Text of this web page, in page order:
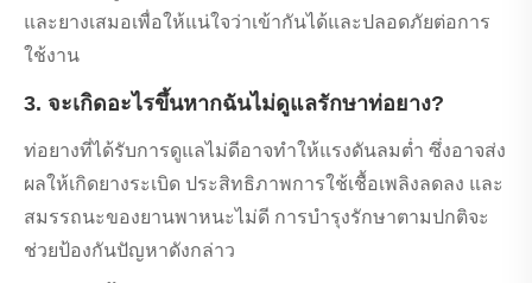
และยางเสมอเพื่อให้แน่ใจว่าเข้ากันได้และปลอดภัยต่อการ
ใช้งาน
3. จะเกิดอะไรขึ้นหากฉันไม่ดูแลรักษาท่อยาง?
ท่อยางที่ได้รับการดูแลไม่ดีอาจทำให้แรงดันลมต่ำ ซึ่งอาจส่ง
ผลให้เกิดยางระเบิด ประสิทธิภาพการใช้เชื้อเพลิงลดลง และ
สมรรถนะของยานพาหนะไม่ดี การบำรุงรักษาตามปกติจะ
ช่วยป้องกันปัญหาดังกล่าว